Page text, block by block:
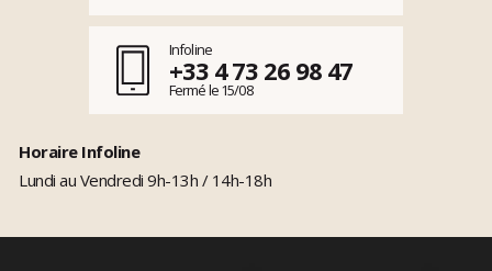
Infoline
+33 4 73 26 98 47
Fermé le 15/08
Horaire Infoline
Lundi au Vendredi 9h-13h / 14h-18h